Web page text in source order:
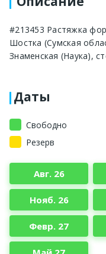
#213453 Растяжка
Шостка (Сумская
Знаменская (Наука),
Даты
Свободно
Резерв
Авг. 26
Нояб. 26
Февр. 27